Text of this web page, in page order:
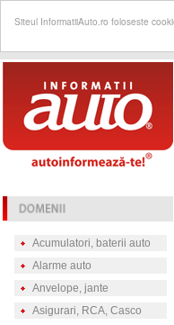
Siteul InformatiiAuto.ro foloseste
Acumulatori, baterii auto
Alarme auto
Anvelope, jante
Asigurari, RCA, Casco